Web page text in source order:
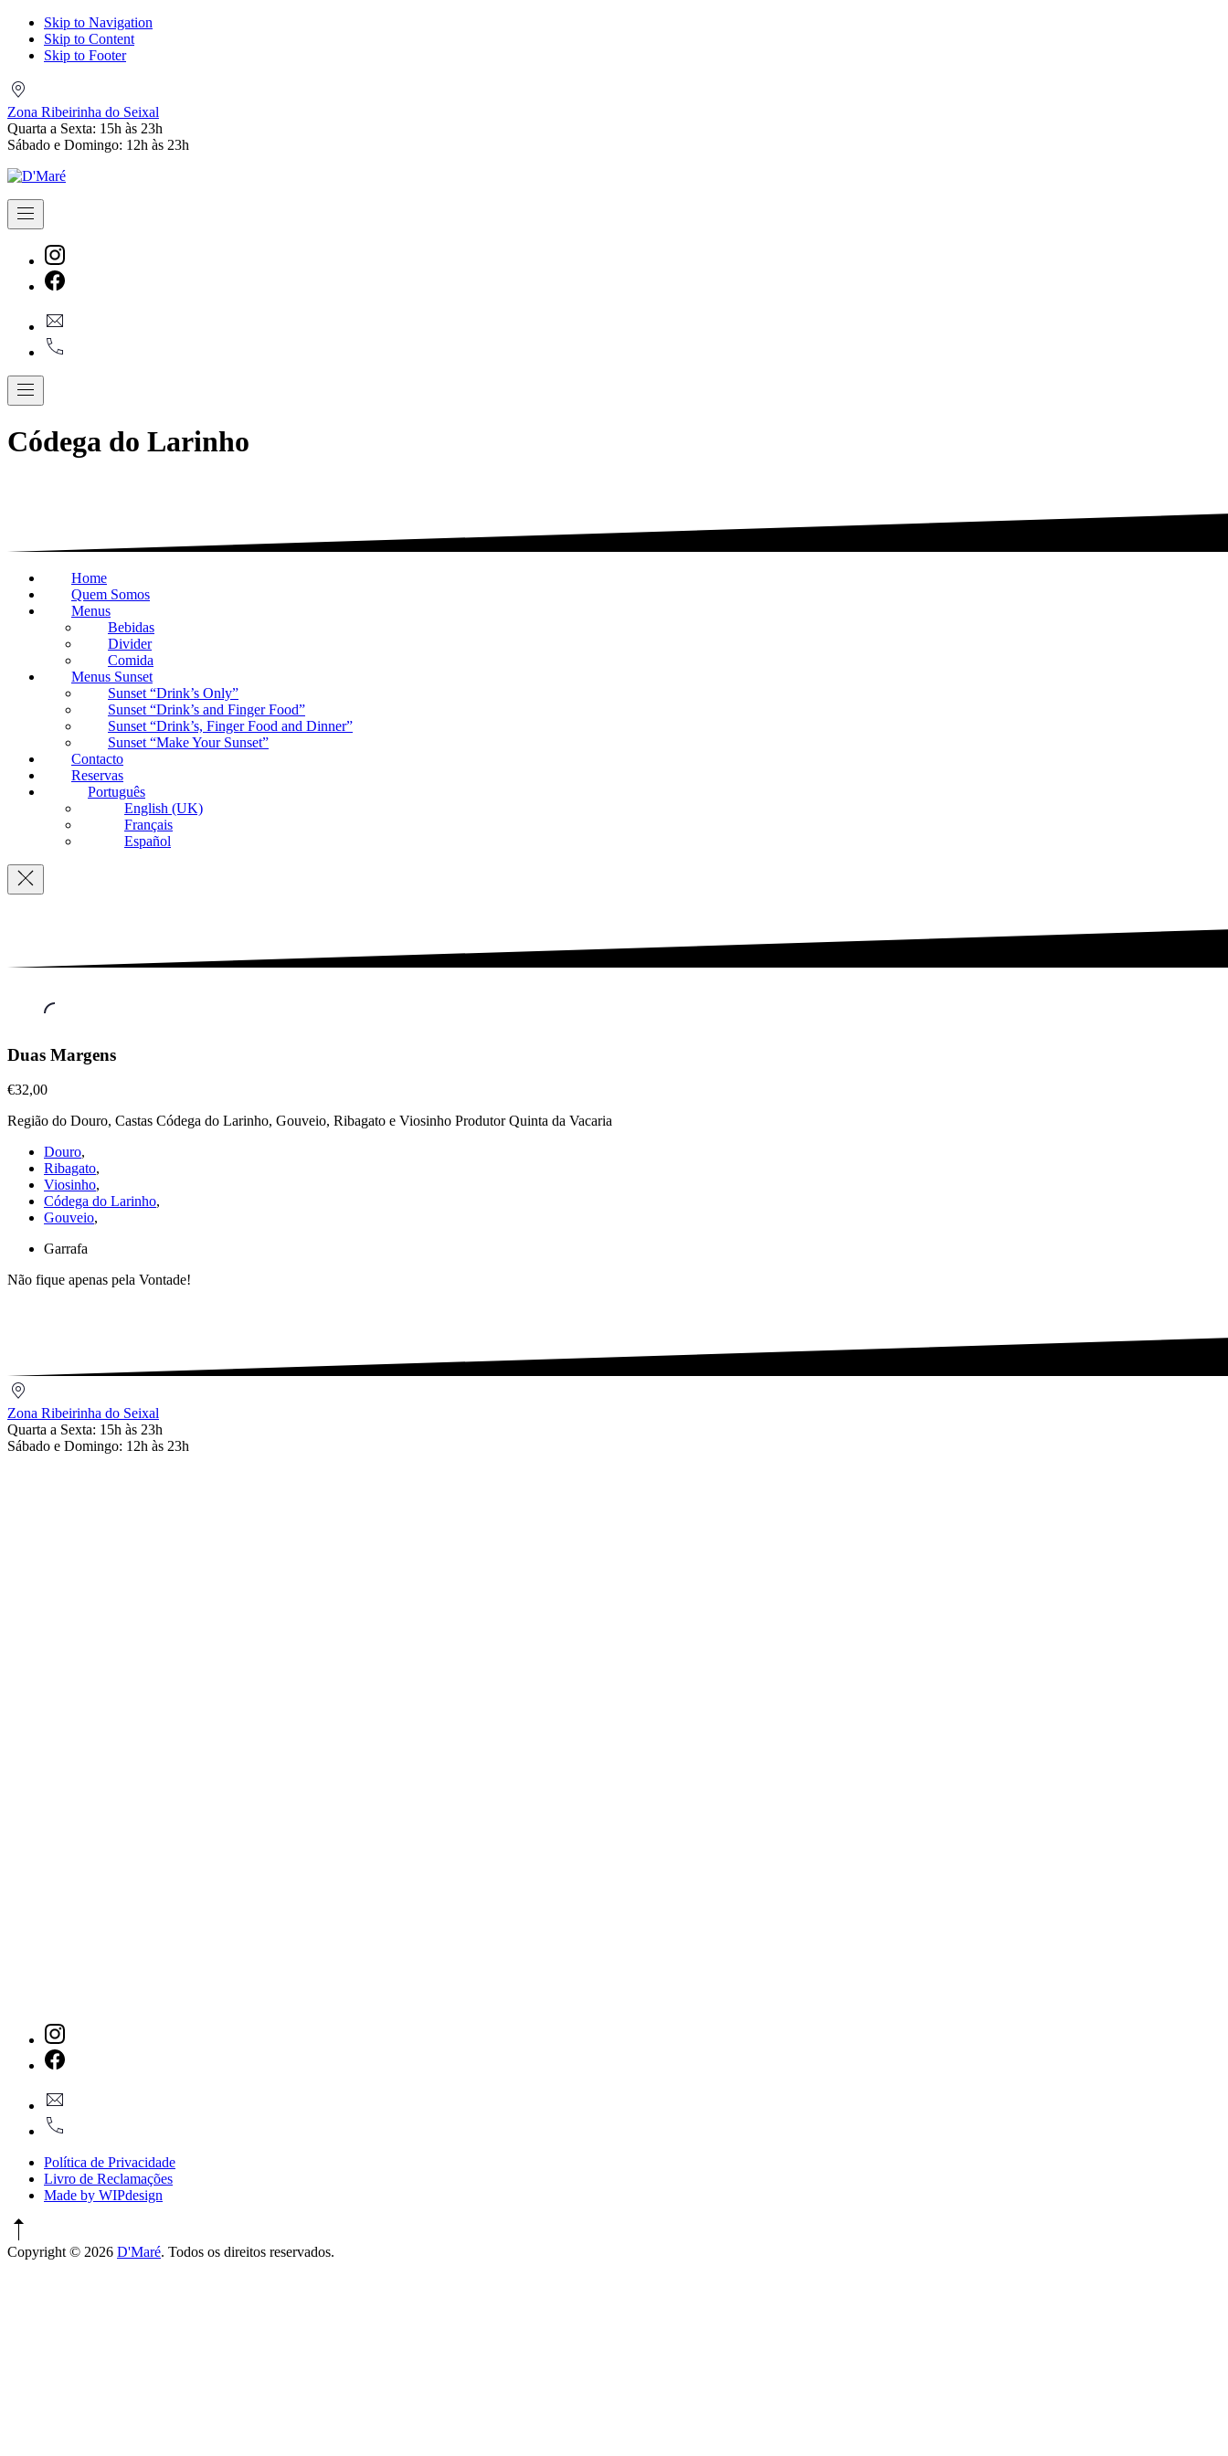
Skip to Navigation
Skip to Content
Skip to Footer
do
Seixal
Zona Ribeirinha do Seixal
Quarta a Sexta: 15h às 23h
Sábado e Domingo: 12h às 23h
Navigation
New
Window
Window
Navigation
Códega do Larinho
Home
Quem Somos
Menus
Bebidas
Divider
Comida
Menus Sunset
Sunset “Drink’s Only”
Sunset “Drink’s and Finger Food”
Sunset “Drink’s, Finger Food and Dinner”
Sunset “Make Your Sunset”
Contacto
Reservas
Português
English (UK)
Français
Español
Navigation
Brancos
Duas
€32,00
Duas Margens
€32,00
Região do Douro, Castas Códega do Larinho, Gouveio, Ribagato e Viosinho Produtor Quinta da Vacaria
Douro,
Ribagato,
Viosinho,
Códega do Larinho,
Gouveio,
Garrafa
Não fique apenas pela Vontade!
do
Seixal
Zona Ribeirinha do Seixal
Quarta a Sexta: 15h às 23h
Sábado e Domingo: 12h às 23h
New
Window
Window
Política de Privacidade
Livro de Reclamações
Made by WIPdesign
Copyright © 2026 D'Maré. Todos os direitos reservados.